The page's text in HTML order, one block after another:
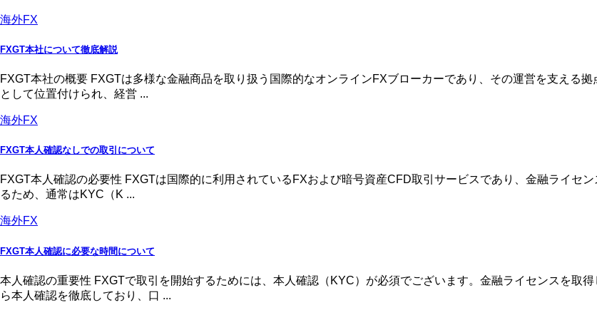
海外FX
FXGT本社について徹底解説
FXGT本社の概要 FXGTは多様な金融商品を取り扱う国際的なオンラインFXブローカーであり、その運営を支える
として位置付けられ、経営 ...
海外FX
FXGT本人確認なしでの取引について
FXGT本人確認の必要性 FXGTは国際的に利用されているFXおよび暗号資産CFD取引サービスであり、金融ライセ
るため、通常はKYC（K ...
海外FX
FXGT本人確認に必要な時間について
本人確認の重要性 FXGTで取引を開始するためには、本人確認（KYC）が必須でございます。金融ライセンスを取
ら本人確認を徹底しており、口 ...